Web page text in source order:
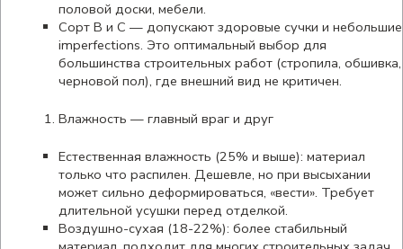
половой доски, мебели.
Сорт В и С — допускают здоровые сучки и небольшие
imperfections. Это оптимальный выбор для
большинства строительных работ (стропила, обшивка,
черновой пол), где внешний вид не критичен.
Влажность — главный враг и друг
Естественная влажность (25% и выше): материал
только что распилен. Дешевле, но при высыхании
может сильно деформироваться, «вести». Требует
длительной усушки перед отделкой.
Воздушно-сухая (18-22%): более стабильный